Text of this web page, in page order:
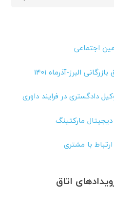
اجتماعی
البرز-آذرماه ۱۴۰۱
دادگستری در فرایند داوری
مارکتینگ
با مشتری
اتاق